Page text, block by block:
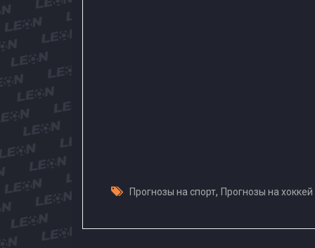
Прогнозы на спорт, Прогнозы на хоккей